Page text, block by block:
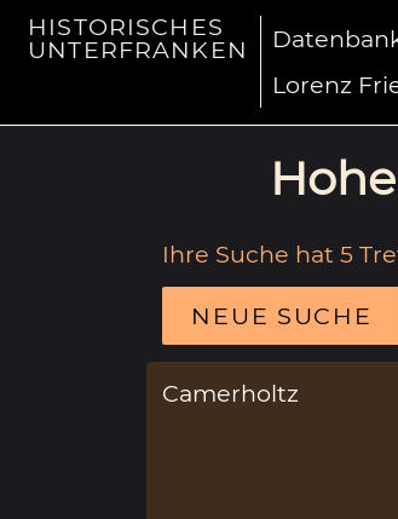
HISTORISCHES
UNTERFRANKEN
Lorenz
Ihre Suche hat 5
NEUE SUCHE
Camerholtz